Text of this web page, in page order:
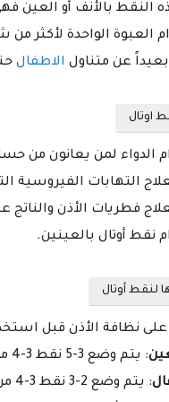
النقط بالأنف أو العين
العبوة الواحدة لأكثر
عن متناول الاطفال
اوتال
الدواء لمن يعانون من
التهابات
فطريات الأذن والناتج
نقط أوتال بالعينين.
لنقط أوتال
نظافة الأذن قبل
: يتم وضع 3-5 نقط 3-4 مرات في اليوم.
: يتم وضع 2-3 نقط 3-4 مرات خلال اليوم.